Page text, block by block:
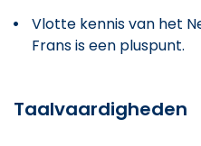
Vlotte kennis van het
Frans is een pluspunt.
Taalvaardigheden